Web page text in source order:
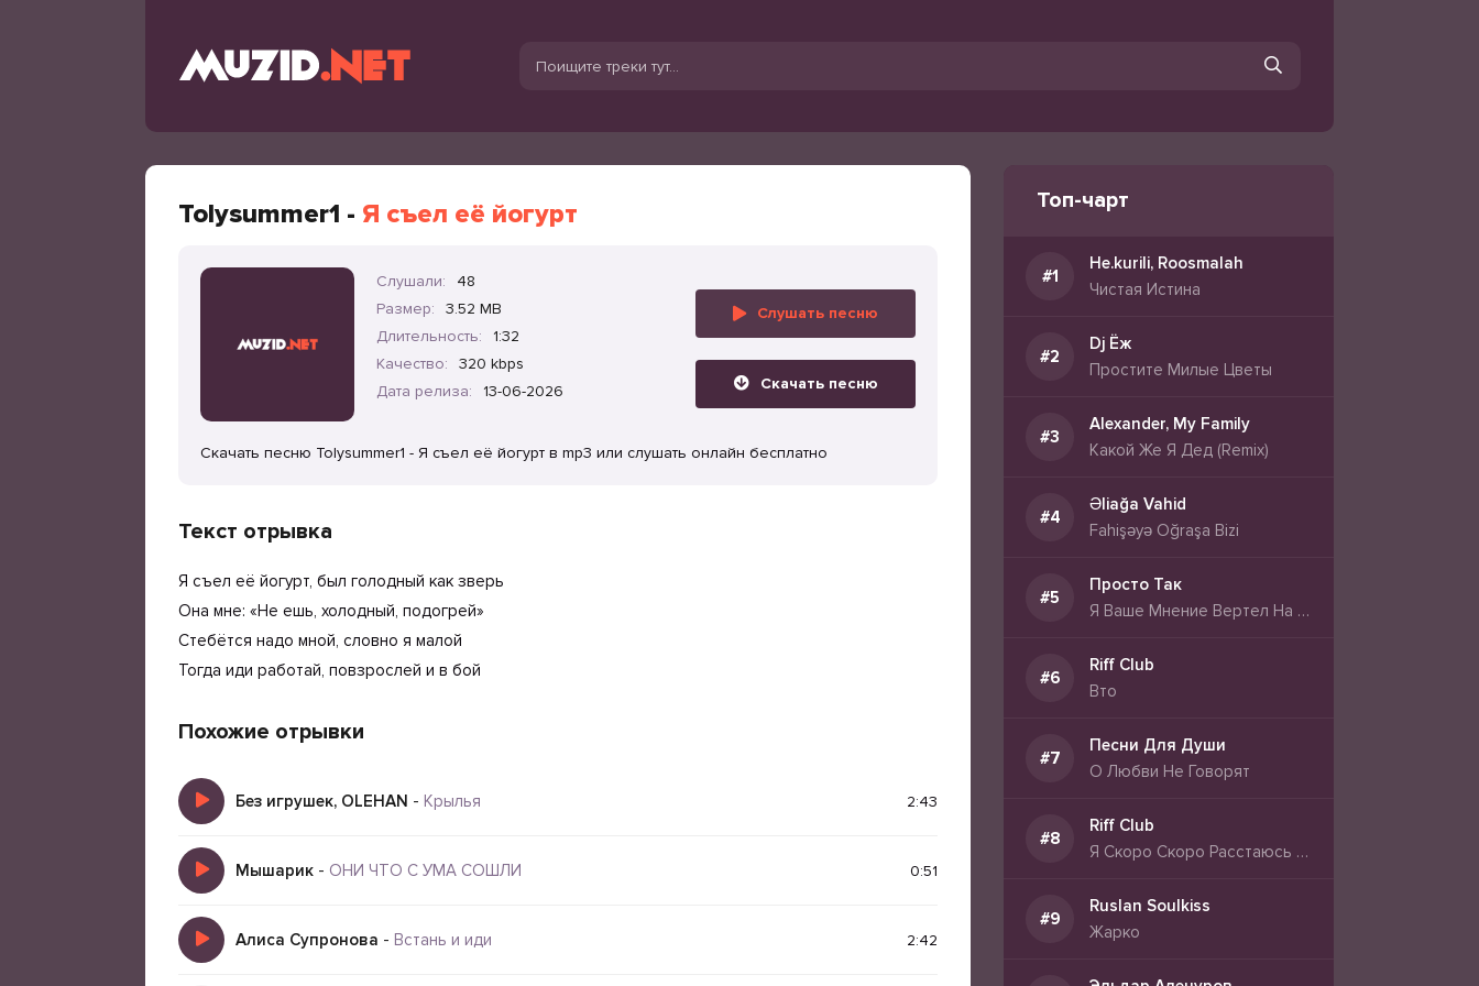
Tolysummer1 - Я съел её йогурт
Слушали:
48
Размер:
3.52 MB
Длительность:
1:32
Качество:
320 kbps
Дата релиза:
13-06-2026
Слушать песню
Скачать песню
Скачать песню Tolysummer1 - Я съел её йогурт в mp3 или слушать онлайн бесплатно
Текст отрывка
Я съел её йогурт, был голодный как зверь
Она мне: «Не ешь, холодный, подогрей»
Стебётся надо мной, словно я малой
Тогда иди работай, повзрослей и в бой
Похожие отрывки
Без игрушек, OLEHAN - Крылья 2:43
Мышарик - ОНИ ЧТО С УМА СОШЛИ 0:51
Алиса Супронова - Встань и иди 2:42
Топ-чарт
Не.kurili, Roosmalah
Чистая Истина
Dj Ёж
Простите Милые Цветы
Alexander, My Family
Какой Же Я Дед (Remix)
Əliağa Vahid
Fahişəyə Oğraşa Bizi
Просто Так
Я Ваше Мнение Вертел На Хере
Riff Club
Вто
Песни Для Души
О Любви Не Говорят
Riff Club
Я Скоро Скоро Расстаюсь С Тобой
Ruslan Soulkiss
Жарко